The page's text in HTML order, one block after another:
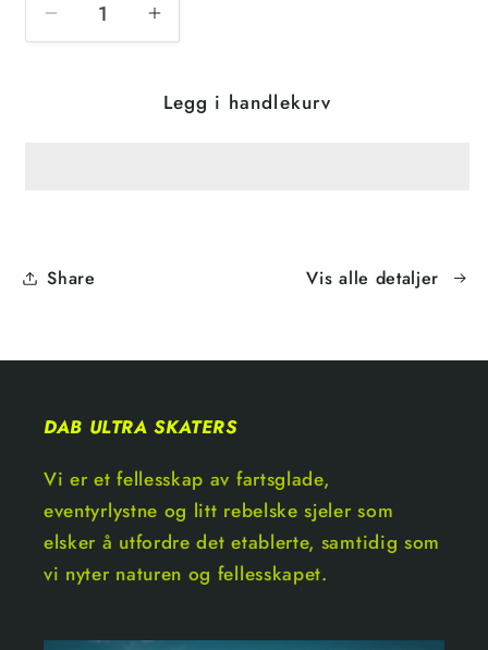
Legg i handlekurv
Share Vis alle detaljer
DAB ULTRA SKATERS
Vi er et fellesskap av fartsglade,
eventyrlystne og litt rebelske sjeler som
elsker å utfordre det etablerte, samtidig som
vi nyter naturen og fellesskapet.